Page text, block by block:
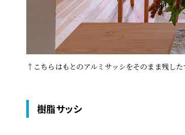
↑こちらはもとのアルミサッシをそのまま残した
樹脂サッシ